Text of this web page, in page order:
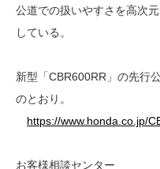
公道での扱いやすさを高次
している。
新型「CBR600RR」の先行
のとおり。
https://www.honda.co.jp/
お客様相談センター